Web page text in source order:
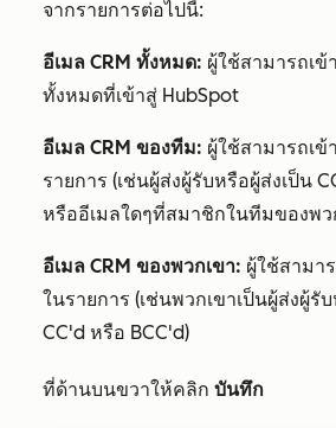
จากรายการต่อไปนี้:
อีเมล CRM ทั้งหมด: ผู้ใช้สามารถเข้
ทั้งหมดที่เข้าสู่ HubSpot
อีเมล CRM ของทีม: ผู้ใช้สามารถเข้
รายการ (เช่นผู้ส่งผู้รับหรือผู้ส่งเป็น
หรืออีเมลใดๆที่สมาชิกในทีมของพว
อีเมล CRM ของพวกเขา: ผู้ใช้สามา
ในรายการ (เช่นพวกเขาเป็นผู้ส่งผู้รั
CC'd หรือ BCC'd)
ที่ด้านบนขวาให้คลิก บันทึก